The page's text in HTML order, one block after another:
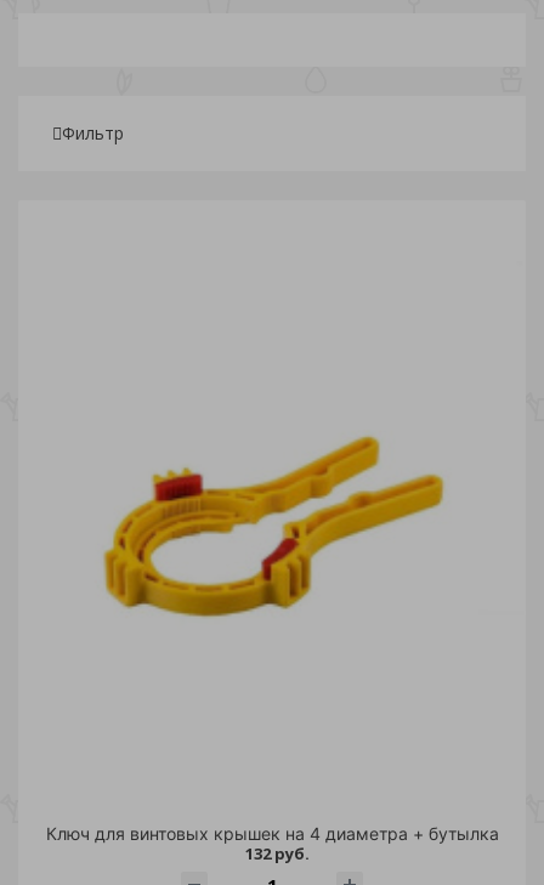
Фильтр
Ключ для винтовых крышек на 4 диаметра + бутылка
132 руб.